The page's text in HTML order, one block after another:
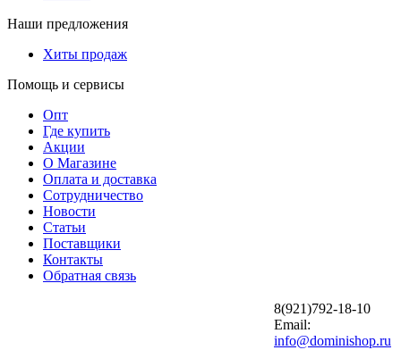
Наши предложения
Хиты продаж
Помощь и сервисы
Опт
Где купить
Акции
О Магазине
Оплата и доставка
Сотрудничество
Новости
Статьи
Поставщики
Контакты
Обратная связь
8(921)792-18-10
Email:
info@dominishop.ru